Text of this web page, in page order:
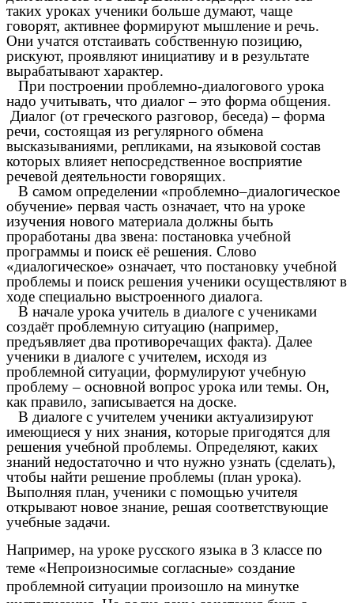
таких уроках ученики больше думают, чаще
говорят, активнее формируют мышление и речь.
Они учатся отстаивать собственную позицию,
рискуют, проявляют инициативу и в результате
вырабатывают характер.
При построении проблемно-диалогового урока
надо учитывать, что диалог – это форма общения.
Диалог (от греческого разговор, беседа) – форма
речи, состоящая из регулярного обмена
высказываниями, репликами, на языковой состав
которых влияет непосредственное восприятие
речевой деятельности говорящих.
В самом определении «проблемно–диалогическое
обучение» первая часть означает, что на уроке
изучения нового материала должны быть
проработаны два звена: постановка учебной
программы и поиск её решения. Слово
«диалогическое» означает, что постановку учебной
проблемы и поиск решения ученики осуществляют в
ходе специально выстроенного диалога.
В начале урока учитель в диалоге с учениками
создаёт проблемную ситуацию (например,
предъявляет два противоречащих факта). Далее
ученики в диалоге с учителем, исходя из
проблемной ситуации, формулируют учебную
проблему – основной вопрос урока или темы. Он,
как правило, записывается на доске.
В диалоге с учителем ученики актуализируют
имеющиеся у них знания, которые пригодятся для
решения учебной проблемы. Определяют, каких
знаний недостаточно и что нужно узнать (сделать),
чтобы найти решение проблемы (план урока).
Выполняя план, ученики с помощью учителя
открывают новое знание, решая соответствующие
учебные задачи.
Например, на уроке русского языка в 3 классе по
теме «Непроизносимые согласные» создание
проблемной ситуации произошло на минутке